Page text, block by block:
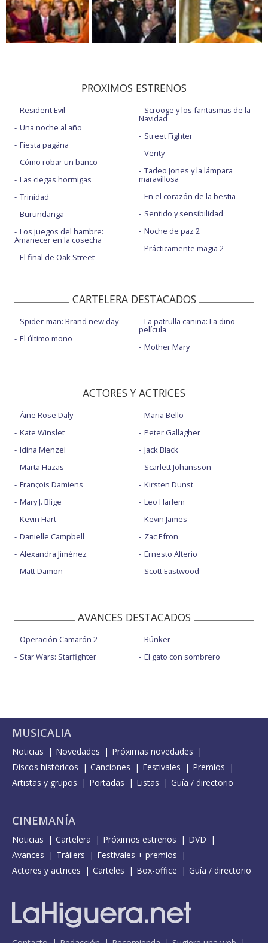
PROXIMOS ESTRENOS
Resident Evil
Una noche al año
Fiesta pagäna
Cómo robar un banco
Las ciegas hormigas
Trinidad
Burundanga
Los juegos del hambre:
Amanecer en la cosecha
El final de Oak Street
Scrooge y los fantasmas de la
Navidad
Street Fighter
Verity
Tadeo Jones y la lámpara
maravillosa
En el corazón de la bestia
Sentido y sensibilidad
Noche de paz 2
Prácticamente magia 2
CARTELERA DESTACADOS
Spider-man: Brand new day
El último mono
La patrulla canina: La dino
película
Mother Mary
ACTORES Y ACTRICES
Áine Rose Daly
Kate Winslet
Idina Menzel
Marta Hazas
François Damiens
Mary J. Blige
Kevin Hart
Danielle Campbell
Alexandra Jiménez
Matt Damon
Maria Bello
Peter Gallagher
Jack Black
Scarlett Johansson
Kirsten Dunst
Leo Harlem
Kevin James
Zac Efron
Ernesto Alterio
Scott Eastwood
AVANCES DESTACADOS
Operación Camarón 2
Star Wars: Starfighter
Búnker
El gato con sombrero
MUSICALIA
Noticias Novedades
Próximas novedades
Discos históricos
Canciones Festivales
Premios
Artistas y grupos
Portadas Listas Guía / directorio
CINEMANÍA
Noticias Cartelera Próximos estrenos
DVD
Avances
Tráilers
Festivales + premios
Actores y actrices
Carteles Box-office Guía / directorio